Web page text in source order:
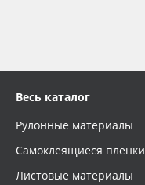
Весь каталог
Рулонные материалы
Самоклеящиеся плёнки
Листовые материалы